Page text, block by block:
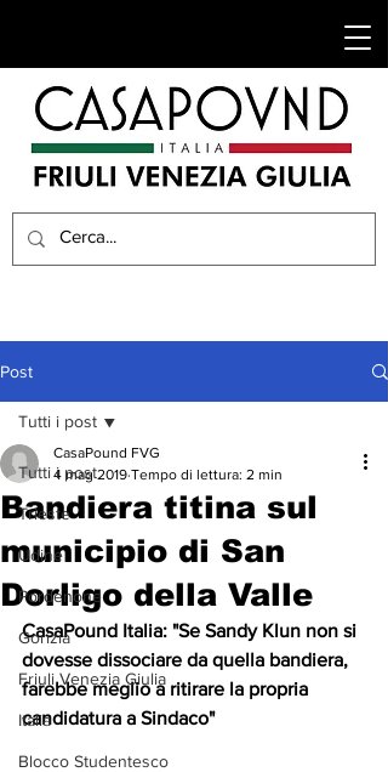
Post
Tutti i post
Trieste
Udine
Pordenone
Gorizia
Friuli Venezia Giulia
Italia
Blocco Studentesco
Tutti i post
Bandiera titina sul
municipio di San
Dorligo della Valle
CasaPound FVG
4 mag 2019 Tempo di lettura: 2 min
CasaPound Italia: "Se Sandy Klun non si
dovesse dissociare da quella bandiera,
farebbe meglio a ritirare la propria
candidatura a Sindaco"